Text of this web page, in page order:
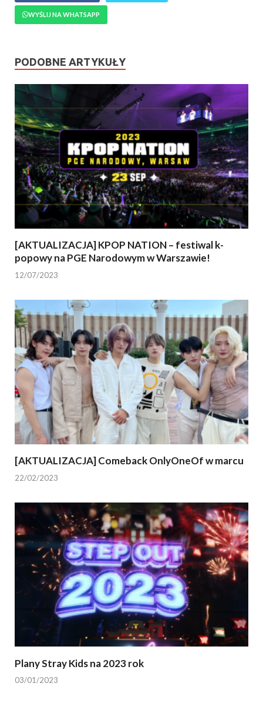
WYŚLIJ NA WHATSAPP
PODOBNE ARTYKUŁY
[AKTUALIZACJA] KPOP NATION – festiwal k-
popowy na PGE Narodowym w Warszawie!
12/07/2023
[AKTUALIZACJA] Comeback OnlyOneOf w marcu
22/02/2023
Plany Stray Kids na 2023 rok
03/01/2023